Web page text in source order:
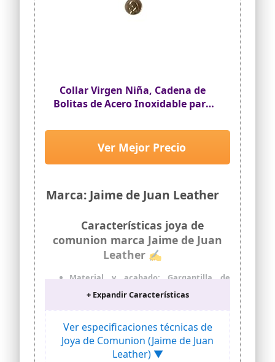
Collar Virgen Niña, Cadena de
Bolitas de Acero Inoxidable para
Cumpleaños, Santo,
Confirmación (Dorado)
Marca: Jaime de Juan Leather
Ver Mejor Precio
Características joya de
comunion marca Jaime de Juan
Leather ✍
Material y acabado: Gargantilla de
dorado con longitud de cadena de 40 cm
más 5 cm de extensión
Medalla religiosa: Medalla de la Virgen
Niña con dimensiones de 18x15x2,5 mm
Presentación: Se envía lista para regalar
+ Expandir Características
Ver especificaciones técnicas de
Joya de Comunion (Jaime de Juan
Leather) ▼